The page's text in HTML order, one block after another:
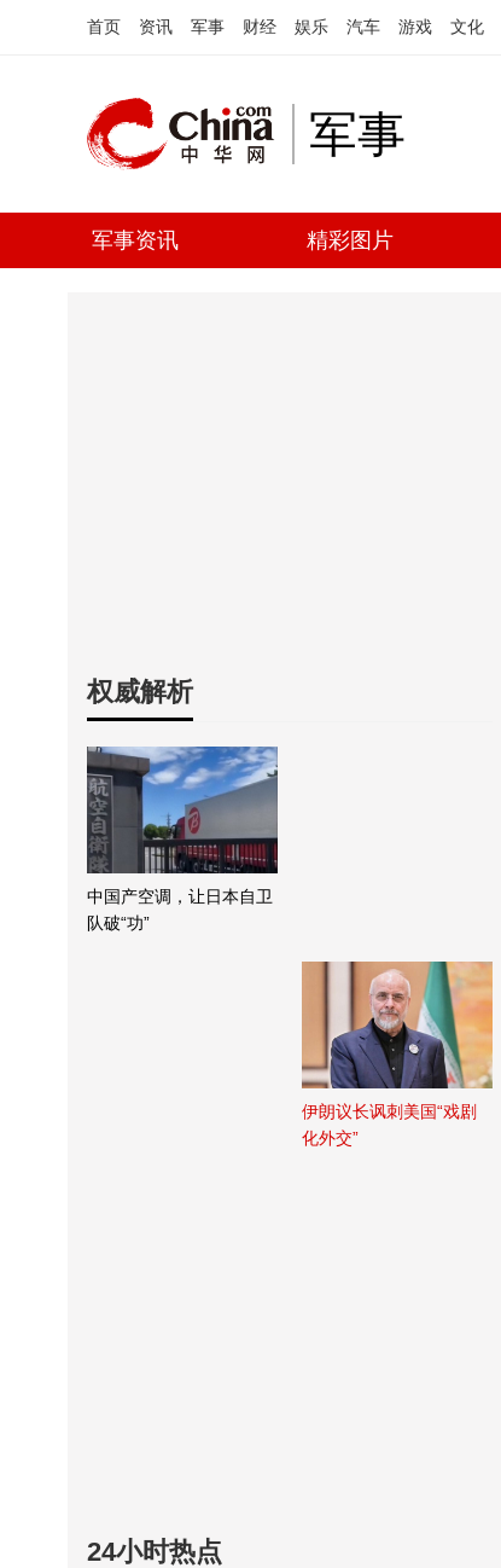
首页 资讯 军事 财经 娱乐 汽车 游戏 文化
军事
军事资讯 精彩图片
权威解析
中国产空调，让日本自卫
队破“功”
伊朗议长讽刺美国“戏剧
化外交”
24小时热点